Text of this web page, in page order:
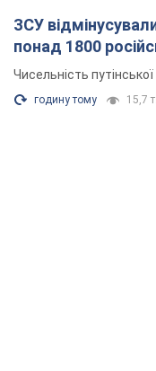
ЗСУ
понад 1800
Чисельність
годину тому 15,7 т.